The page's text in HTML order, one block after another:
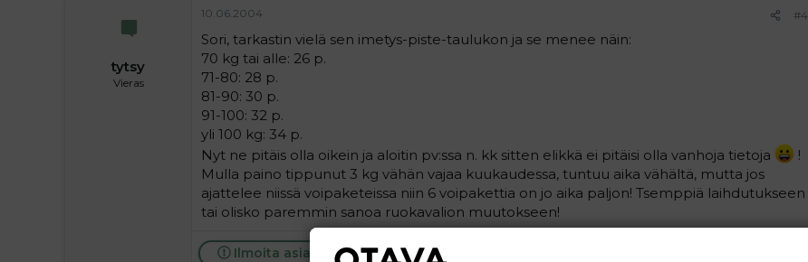
tytsy
Vieras
10.06.2004 #4
Sori, tarkastin vielä sen imetys-piste-taulukon ja se menee näin:
70 kg tai alle: 26 p.
71-80: 28 p.
81-90: 30 p.
91-100: 32 p.
yli 100 kg: 34 p.
Nyt ne pitäis olla oikein ja aloitin pv:ssa n. kk sitten elikkä ei pitäisi olla vanhoja tietoja
!
Mulla paino tippunut 3 kg vähän vajaa kuukaudessa, tuntuu aika vähältä, mutta jos
ajattelee niissä voipaketeissa niin 6 voipakettia on jo aika paljon! Tsemppiä laihdutukseen
tai olisko paremmin sanoa ruokavalion muutokseen!
Ilmoita asiaton viesti